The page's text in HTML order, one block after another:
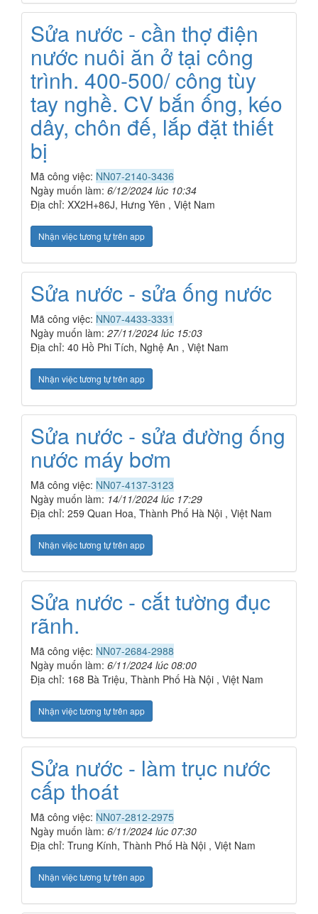
Sửa nước - cần thợ điện
nước nuôi ăn ở tại công
trình. 400-500/ công tùy
tay nghề. CV bắn ống, kéo
dây, chôn đế, lắp đặt thiết
bị
Mã công việc: NN07-2140-3436
Ngày muốn làm: 6/12/2024 lúc 10:34
Địa chỉ: XX2H+86J, Hưng Yên , Việt Nam
Nhận việc tương tự trên app
Sửa nước - sửa ống nước
Mã công việc: NN07-4433-3331
Ngày muốn làm: 27/11/2024 lúc 15:03
Địa chỉ: 40 Hồ Phi Tích, Nghệ An , Việt Nam
Nhận việc tương tự trên app
Sửa nước - sửa đường ống
nước máy bơm
Mã công việc: NN07-4137-3123
Ngày muốn làm: 14/11/2024 lúc 17:29
Địa chỉ: 259 Quan Hoa, Thành Phố Hà Nội , Việt Nam
Nhận việc tương tự trên app
Sửa nước - cắt tường đục
rãnh.
Mã công việc: NN07-2684-2988
Ngày muốn làm: 6/11/2024 lúc 08:00
Địa chỉ: 168 Bà Triệu, Thành Phố Hà Nội , Việt Nam
Nhận việc tương tự trên app
Sửa nước - làm trục nước
cấp thoát
Mã công việc: NN07-2812-2975
Ngày muốn làm: 6/11/2024 lúc 07:30
Địa chỉ: Trung Kính, Thành Phố Hà Nội , Việt Nam
Nhận việc tương tự trên app